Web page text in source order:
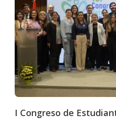
I Congreso de